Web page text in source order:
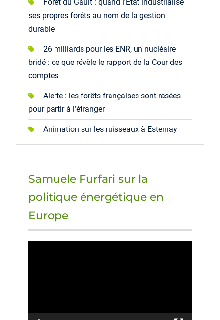
Forêt du Gault : quand l’État industrialise
ses propres forêts au nom de la gestion
durable
26 milliards pour les ENR, un nucléaire
bridé : ce que révèle le rapport de la Cour des
comptes
Alerte : les forêts françaises sont rasées
pour partir à l’étranger
Animation sur les ruisseaux à Esternay
Samuele Furfari sur la
politique énergétique en
Europe